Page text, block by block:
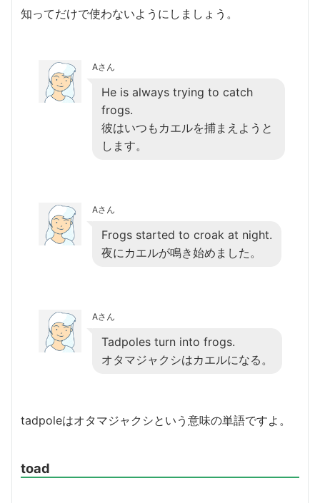
知ってだけで使わないようにしましょう。
Aさん
He is always trying to catch
frogs.
彼はいつもカエルを捕まえようと
します。
Aさん
Frogs started to croak at night.
夜にカエルが鳴き始めました。
Aさん
Tadpoles turn into frogs.
オタマジャクシはカエルになる。
tadpoleはオタマジャクシという意味の単語ですよ。
toad